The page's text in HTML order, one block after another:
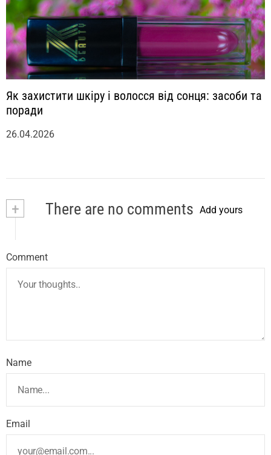
Як захистити шкіру і волосся від сонця: засоби та
поради
26.04.2026
+ There are no comments Add yours
Comment
Name
Email